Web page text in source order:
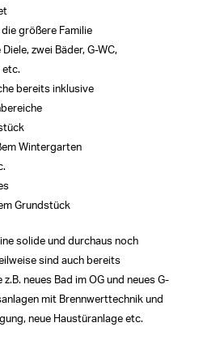
größere Familie
zwei Bäder, G-WC,
etc.
bereits inklusive
Wintergarten
Grundstück
solide und durchaus noch
sind auch bereits
neues Bad im OG und neues G-
mit Brennwerttechnik und
neue Haustüranlage etc.